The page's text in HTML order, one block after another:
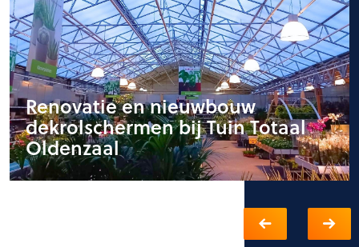
Renovatie en nieuwbouw
dekrolschermen bij Tuin Totaal
Oldenzaal